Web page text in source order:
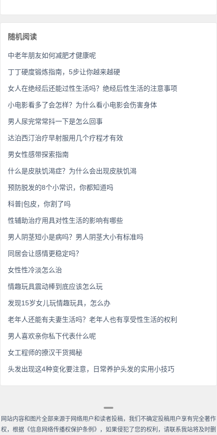
随机阅读
中老年朋友如何减肥才健康呢
丁丁硬度锻炼指南，5步让你越来越硬
女人在绝经后还能过性生活吗？绝经后性生活的注意事项
小电影看多了会怎样？为什么看小电影会伤害身体
男人尿完常常抖一下是怎么回事
达泊西汀治疗早射服用几个疗程才有效
男女性感带探索指南
什么是皮肤饥渴症？为什么会出现皮肤饥渴
预防脱发的8个小常识，你都知道吗
科普|包皮，你割了吗
性辅助治疗用具对性生活的影响有哪些
男人阴茎短小是病吗？男人阴茎大小有标准吗
同居会让感情更稳定吗？
女性性冷淡怎么治
情趣玩具震动棒到底应该怎么玩
发现15岁女儿玩情趣玩具，怎么办
老年人还能有夫妻生活吗？老年人也有享受性生活的权利
男人喜欢亲你私下代表什么呢
女工程师的撩汉干货揭秘
头发出现这4种变化要注意，日常养护头发的实用小技巧
网站内容和图片全部来源于网络用户和读者投稿，我们不确定投稿用户享有完全著作
权，根据《信息网络传播权保护条例》，如果侵犯了您的权利，请联系我站将及时删